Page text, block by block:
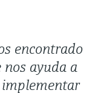
encontrado
ayuda a